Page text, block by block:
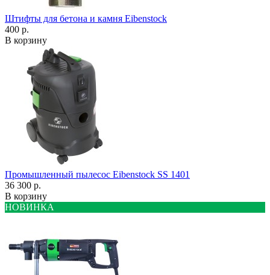
Штифты для бетона и камня Eibenstock
400 р.
В корзину
Промышленный пылесос Eibenstock SS 1401
36 300 р.
В корзину
НОВИНКА